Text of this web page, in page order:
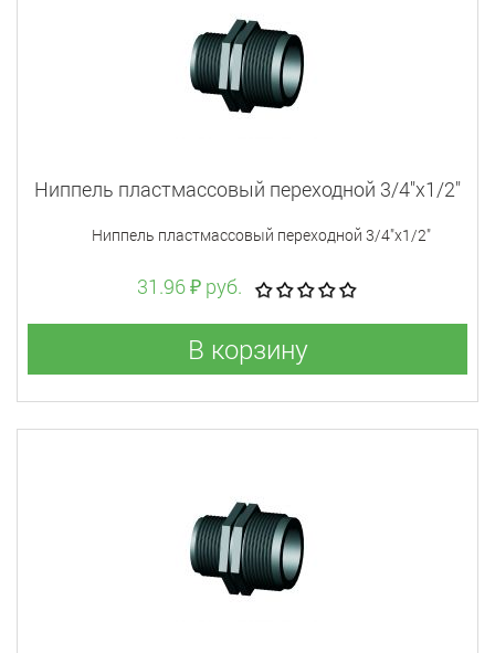
Ниппель пластмассовый переходной 3/4"x1/2"
Ниппель пластмассовый переходной 3/4"x1/2"
31.96 ₽ руб.
В корзину